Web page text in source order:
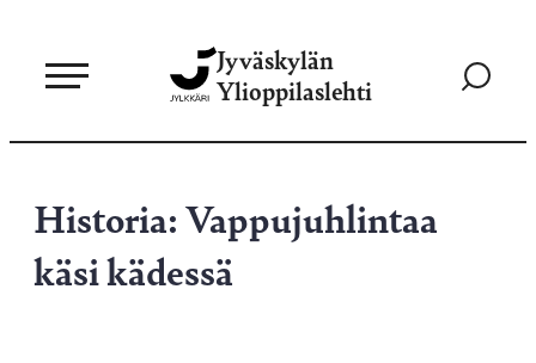
sisältöön
Jyväskylän
Ylioppilaslehti
Siirry
Historia: Vappujuhlintaa
käsi kädessä